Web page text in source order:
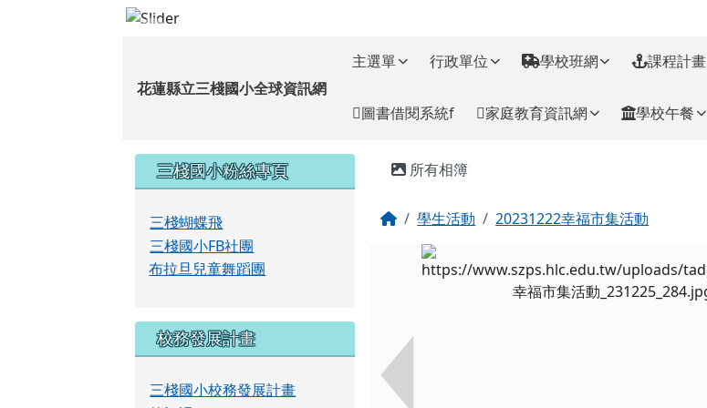
花蓮縣立三棧國小全球資訊網
花蓮縣立三棧國小全球資訊網
主選單 行政單位 學校班網 課程計畫
圖書借閱系統f 家庭教育資訊網 學校午餐
左邊區域內容
三棧國小粉絲專頁
三棧蝴蝶飛
三棧國小FB社團
布拉旦兒童舞蹈團
校務發展計畫
三棧國小校務發展計畫
主內容區域
所有相簿
回首頁學生活動 20231222幸福市集活動